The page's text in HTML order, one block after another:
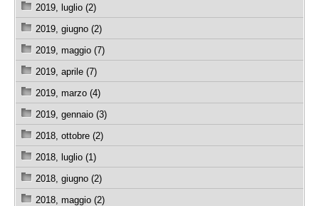
2019, luglio (2)
2019, giugno (2)
2019, maggio (7)
2019, aprile (7)
2019, marzo (4)
2019, gennaio (3)
2018, ottobre (2)
2018, luglio (1)
2018, giugno (2)
2018, maggio (2)